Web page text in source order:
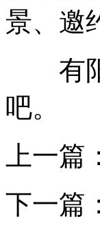
景、邀
有阳
吧。
上一篇：
下一篇：